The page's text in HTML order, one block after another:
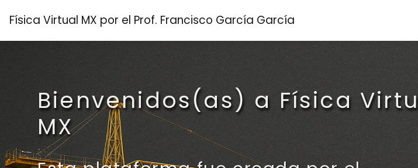
Física Virtual MX por el Prof. Francisco García García
Bienvenidos(as) a Física
MX